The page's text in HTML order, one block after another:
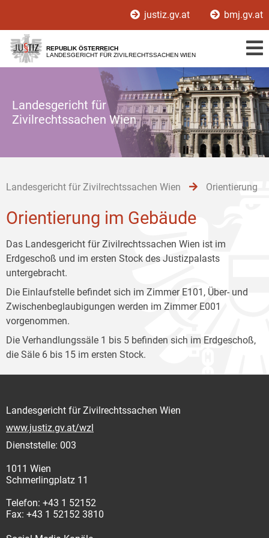
[1]
[2]
[3]
justiz.gv.at bmj.gv.at
REPUBLIK ÖSTERREICH
LANDESGERICHT FÜR ZIVILRECHTSSACHEN WIEN
Landesgericht für
Zivilrechtssachen Wien
Landesgericht für Zivilrechtssachen Wien Orientierung
Orientierung im Gebäude
Das Landesgericht für Zivilrechtssachen Wien ist im
Erdgeschoß und im ersten Stock des Justizpalasts
untergebracht.
Die Einlaufstelle befindet sich im Zimmer E101, Über- und
Zwischenbeglaubigungen werden im Zimmer E001
vorgenommen.
Die Verhandlungssäle 1 bis 5 befinden sich im Erdgeschoß,
die Säle 6 bis 15 im ersten Stock.
Landesgericht für Zivilrechtssachen Wien
www.justiz.gv.at/wzl
Dienststelle: 003
1011 Wien
Schmerlingplatz 11
Telefon: +43 1 52152
Fax: +43 1 52152 3810